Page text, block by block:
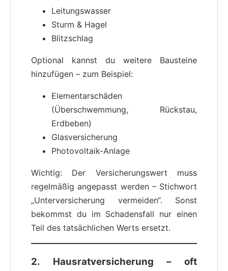
Leitungswasser
Sturm & Hagel
Blitzschlag
Optional kannst du weitere Bausteine
hinzufügen – zum Beispiel:
Elementarschäden
(Überschwemmung, Rückstau,
Erdbeben)
Glasversicherung
Photovoltaik-Anlage
Wichtig: Der Versicherungswert muss
regelmäßig angepasst werden – Stichwort
„Unterversicherung vermeiden“. Sonst
bekommst du im Schadensfall nur einen
Teil des tatsächlichen Werts ersetzt.
2. Hausratversicherung – oft